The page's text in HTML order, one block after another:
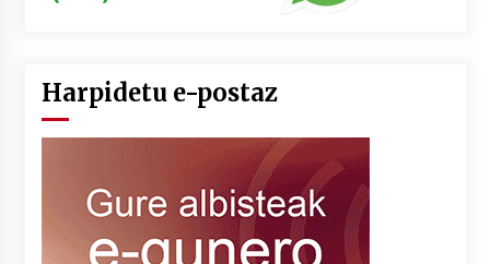
Harpidetu e-postaz